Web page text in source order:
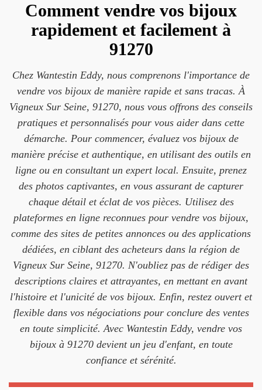
Comment vendre vos bijoux
rapidement et facilement à
91270
Chez Wantestin Eddy, nous comprenons l'importance de
vendre vos bijoux de manière rapide et sans tracas. À
Vigneux Sur Seine, 91270, nous vous offrons des conseils
pratiques et personnalisés pour vous aider dans cette
démarche. Pour commencer, évaluez vos bijoux de
manière précise et authentique, en utilisant des outils en
ligne ou en consultant un expert local. Ensuite, prenez
des photos captivantes, en vous assurant de capturer
chaque détail et éclat de vos pièces. Utilisez des
plateformes en ligne reconnues pour vendre vos bijoux,
comme des sites de petites annonces ou des applications
dédiées, en ciblant des acheteurs dans la région de
Vigneux Sur Seine, 91270. N'oubliez pas de rédiger des
descriptions claires et attrayantes, en mettant en avant
l'histoire et l'unicité de vos bijoux. Enfin, restez ouvert et
flexible dans vos négociations pour conclure des ventes
en toute simplicité. Avec Wantestin Eddy, vendre vos
bijoux à 91270 devient un jeu d'enfant, en toute
confiance et sérénité.